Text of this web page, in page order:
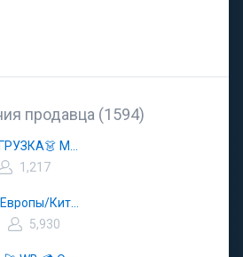
продавца (1594)
1,217
5,930